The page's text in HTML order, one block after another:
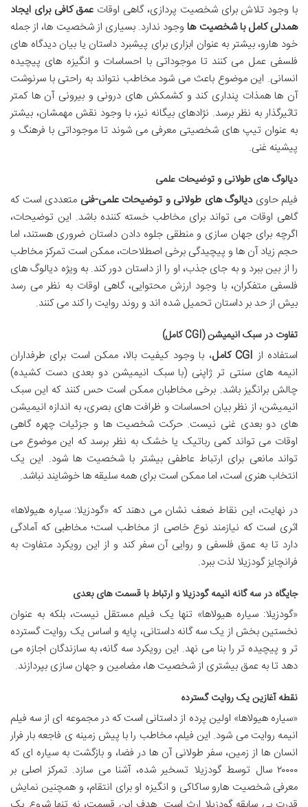
با وجود تلاش برای شخصیت پردازی، گاهی اوقات عمق کافی برای ایجاد
همدلی کامل با شخصیت هاوجود ندارد. بسیاری از شخصیت ها، از جمله
خود هارو، بیشتر به عنوان ابزاری برای پیشبرد داستان یا بیان دیدگاه های
فلسفی عمل می کنند تا موجوداتی با احساسات و انگیزه های پیچیده
انسانی. این موضوع باعث می شود مخاطب نتواند به راحتی با سرنوشت
آن ها همذات پنداری کند و کشمکش های درونی و بیرونی آن ها کمتر
تاثیرگذار به نظر برسد. نژادهای بیگانه نیز، با وجود نقش مهمشان، بیشتر
به عنوان تیپ های شخصیتی معرفی می شوند تا موجوداتی با فرهنگ و
پیشینه غنی.
دیالوگ های طولانی و توضیحات علمی
فیلم حاویدیالوگ های طولانی و توضیحات علمی-فنی متعددی است که
گاهی اوقات می تواند برای مخاطب خسته کننده باشد. این توضیحات،
اگرچه برای جهان سازی و منطقی جلوه دادن داستان ضروری هستند، اما
حجم زیاد آن ها و پیچیدگی برخی اصطلاحات، ممکن است تمرکز مخاطب
را از بین ببرد و به جای جذب، او را از داستان دور کند. به ویژه دیالوگ های
فلسفی متفکران، با وجود ارزش محتوایی، گاهی اوقات به نظر می رسد
بیش از حد بر داستان تحمیل شده اند و روند روایت را کند می کنند.
تفاوت در سبک انیمیشن (CGI کامل)
استفاده از CGI کامل
، با وجود کیفیت بالا، ممکن است برای طرفداران
انیمه های سنتی تر ژاپنی (با سبک انیمیشن دو بعدی دست کشیده)
چالش برانگیز باشد. برخی مخاطبان ممکن است حس کنند که این سبک
انیمیشن، از نظر بیان احساسات و ظرافت های بصری، به اندازه انیمیشن
های دو بعدی غنی نیست. حرکت شخصیت ها و جزئیات چهره گاهی
اوقات می تواند کمی رباتیک یا خشک به نظر برسد که این موضوع می
تواند مانعی برای ارتباط عاطفی بیشتر با شخصیت ها شود. این یک
انتخاب هنری است، اما ممکن است برای همه سلیقه ها خوشایند نباشد.
در نهایت، این نقاط ضعف نشان می دهند که «گودزیلا: سیاره هیولاها»
اثری است که نیازمند نوع خاصی از مخاطب است؛ مخاطبی که آمادگی
دارد تا به عمق فلسفی و روایی آن سفر کند و از این رویکرد متفاوت به
فرانچایز گودزیلا لذت ببرد.
جایگاه در سه گانه انیمه گودزیلا و ارتباط با قسمت های بعدی
«گودزیلا: سیاره هیولاها» تنها یک فیلم مستقل نیست، بلکه به عنوان
نخستین بخش از یک سه گانه داستانی، پایه و اساس یک روایت گسترده
تر و پیچیده تر را بنا می نهد. این رویکرد سه گانه، به سازندگان اجازه می
دهد تا به عمق بیشتری از شخصیت ها، مضامین و جهان سازی بپردازند.
نقطه آغازین یک روایت گسترده
«سیاره هیولاها» اولین پرده از داستانی است که در مجموعه ای از سه فیلم
انیمه روایت می شود. این فیلم، مخاطب را با پیش زمینه ی فاجعه بار فرار
انسان ها از زمین، سفر طولانی آن ها در فضا، و بازگشت به سیاره ای که
۲۰۰۰۰ سال توسط گودزیلا تسخیر شده، آشنا می سازد. تمرکز اصلی بر
معرفی شخصیت هارو ساکاکی و انگیزه او برای انتقام، و همچنین نمایش